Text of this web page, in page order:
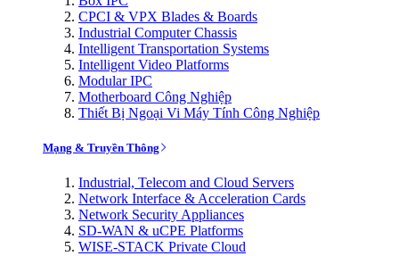
CPCI & VPX Blades & Boards
Industrial Computer Chassis
Intelligent Transportation Systems
Intelligent Video Platforms
Modular IPC
Motherboard Công Nghiệp
Thiết Bị Ngoại Vi Máy Tính Công Nghiệp
Mạng & Truyền Thông
Industrial, Telecom and Cloud Servers
Network Interface & Acceleration Cards
Network Security Appliances
SD-WAN & uCPE Platforms
WISE-STACK Private Cloud